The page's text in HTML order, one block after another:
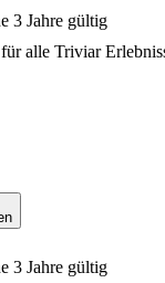
3 Jahre gültig
alle Triviar
3 Jahre gültig